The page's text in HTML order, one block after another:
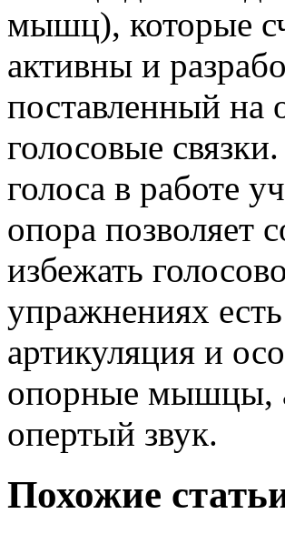
мышц), которые
активны и
поставленный на
голосовые
голоса в работе
опора позволяет
избежать
упражнениях
артикуляция и
опорные мышцы, а
опертый звук.
Похожие